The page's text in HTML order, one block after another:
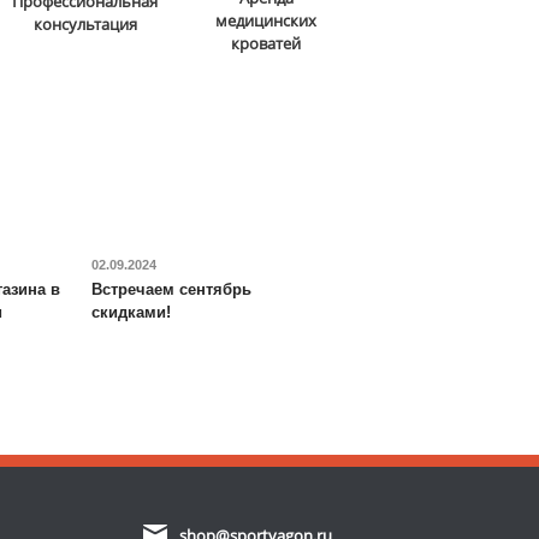
консультация
медицинских
кроватей
в
02.09.2024
Встречаем сентябрь
скидками!